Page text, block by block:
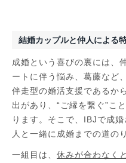
結婚カップルと仲人による
成婚という喜びの裏には、
ートに伴う悩み、葛藤など
伴走型の婚活支援であるか
出があり、“ご縁を繋ぐ”こ
ります。そこで、IBJで成
人と一緒に成婚までの道の
一組目は、 休みが合わなく